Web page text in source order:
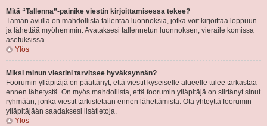
Mitä “Tallenna”-painike viestin kirjoittamisessa tekee?
Tämän avulla on mahdollista tallentaa luonnoksia, jotka voit kirjoittaa loppuun
ja lähettää myöhemmin. Avataksesi tallennetun luonnoksen, vieraile komissa
asetuksissa.
Ylös
Miksi minun viestini tarvitsee hyväksynnän?
Foorumin ylläpitäjä on päättänyt, että viestit kyseiselle alueelle tulee tarkastaa
ennen lähetystä. On myös mahdollista, että foorumin ylläpitäjä on siirtänyt sinut
ryhmään, jonka viestit tarkistetaan ennen lähettämistä. Ota yhteyttä foorumin
ylläpitäjään saadaksesi lisätietoja.
Ylös